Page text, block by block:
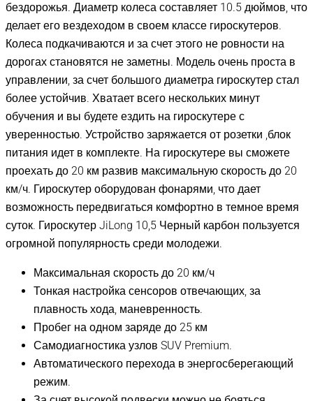
бездорожья. Диаметр колеса составляет 10.5 дюймов, что
делает его вездеходом в своем классе гироскутеров.
Колеса подкачиваются и за счет этого не ровности на
дорогах становятся не заметны. Модель очень проста в
управлении, за счет большого диаметра гироскутер стал
более устойчив. Хватает всего нескольких минут
обучения и вы будете ездить на гироскутере с
уверенностью. Устройство заряжается от розетки ,блок
питания идет в комплекте. На гироскутере вы сможете
проехать до 20 км развив максимальную скорость до 20
км/ч. Гироскутер оборудован фонарями, что дает
возможность передвигаться комфортно в темное время
суток. Гироскутер JiLong 10,5 Черный карбон пользуется
огромной популярность среди молодежи.
Максимальная скорость до 20 км/ч
Тонкая настройка сенсоров отвечающих, за
плавность хода, маневренность.
Пробег на одном заряде до 25 км
Самодиагностика узлов SUV Premium.
Автоматического перехода в энергосберегающий
режим.